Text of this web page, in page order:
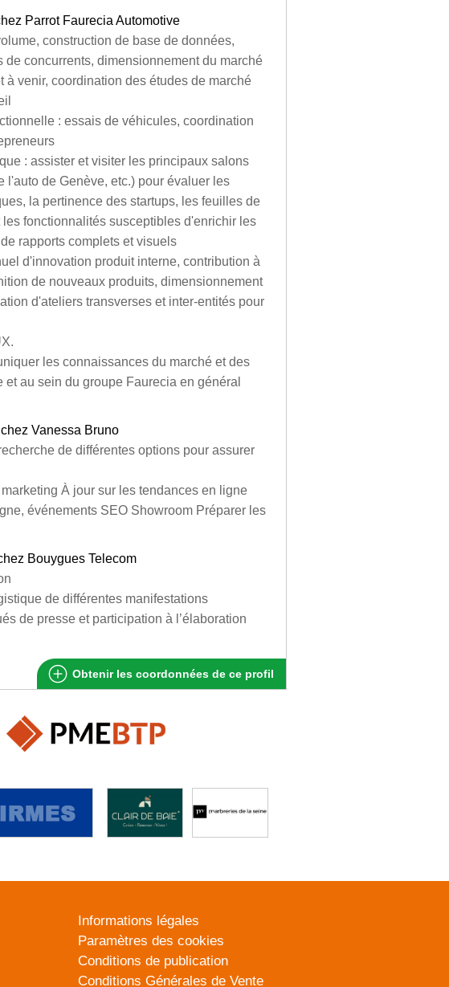
Parrot Faurecia Automotive
construction de base de données,
concurrents, dimensionnement du marché
venir, coordination des études de marché
: essais de véhicules, coordination
: assister et visiter les principaux salons
l'auto de Genève, etc.) pour évaluer les
la pertinence des startups, les feuilles de
fonctionnalités susceptibles d'enrichir les
rapports complets et visuels
d'innovation produit interne, contribution à
de nouveaux produits, dimensionnement
d'ateliers transverses et inter-entités pour
les connaissances du marché et des
au sein du groupe Faurecia en général
Vanessa Bruno
de différentes options pour assurer
À jour sur les tendances en ligne
événements SEO Showroom Préparer les
Bouygues Telecom
de différentes manifestations
de presse et participation à l’élaboration
Obtenir les coordonnées de ce profil
Informations légales
Paramètres des cookies
Conditions de publication
Conditions Générales de Vente